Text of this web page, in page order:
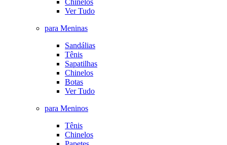
Ver Tudo
para Meninas
Sandálias
Tênis
Sapatilhas
Chinelos
Botas
Ver Tudo
para Meninos
Tênis
Chinelos